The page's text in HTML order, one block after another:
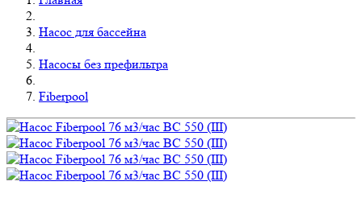
Насос для бассейна
Насосы без префильтра
Fiberpool